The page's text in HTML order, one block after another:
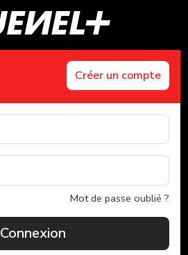
Créer un compte
Mot de passe oublié ?
Connexion